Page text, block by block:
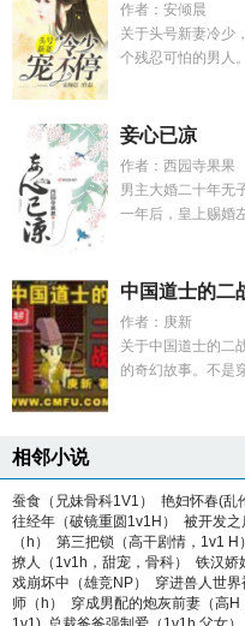
作者：安倾晨
关于头号新妻冷少
个残忍可怕的男人
妾心已凉
作者：西园寺果果
男主大婚二十年无
一年后，皇上赐婚
中国道士的二
作者：庚新
关于中国道士的二
的奇幻故事。不是
相邻小说
蚕食（兄妹骨科1V1） 艳妇怀春(乱
往经年（破镜重圆1v1H）
被开发之
（h）
第三把锁（高干剧情，1v1 H）
撩人（1v1h，甜宠，骨科）
铁汉娇
戏崩坏中（雄竞NP）
穿进兽人世界
师（h）
穿成男配的炮灰前妻（高H